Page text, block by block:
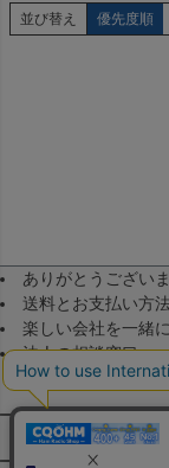
並び替え 優先度順
ありがとうござい
送料とお支払い方
楽しい会社を一緒
法人の相談窓口
メールマガジン登録